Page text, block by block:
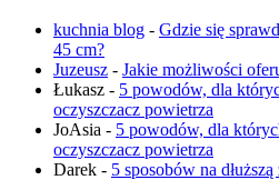
kuchnia blog - Gdzie się
45 cm?
Juzeusz - Jakie możliwości
Łukasz - 5 powodów, dla
oczyszczacz powietrza
JoAsia - 5 powodów, dla
oczyszczacz powietrza
Darek - 5 sposobów na